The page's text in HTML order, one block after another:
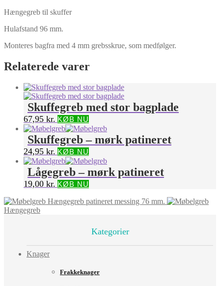
Hængegreb til skuffer
Hulafstand 96 mm.
Monteres bagfra med 4 mm grebsskrue, som medfølger.
Relaterede varer
Skuffegreb med stor bagplade
67,95 kr. KØB NU
Skuffegreb – mørk patineret
24,95 kr. KØB NU
Lågegreb – mørk patineret
19,00 kr. KØB NU
Hængegreb patineret messing 76 mm.
Hængegreb
Kategorier
Knager
Frakkeknager